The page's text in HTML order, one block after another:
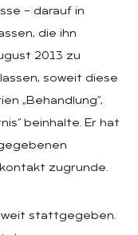
– darauf in
die ihn
2013 zu
soweit diese
„Behandlung“,
beinhalte. Er hat
zugrunde.
stattgegeben.